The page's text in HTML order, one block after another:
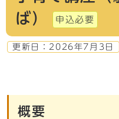
ば）
申込必要
更新日： 2026年7月3日
概要